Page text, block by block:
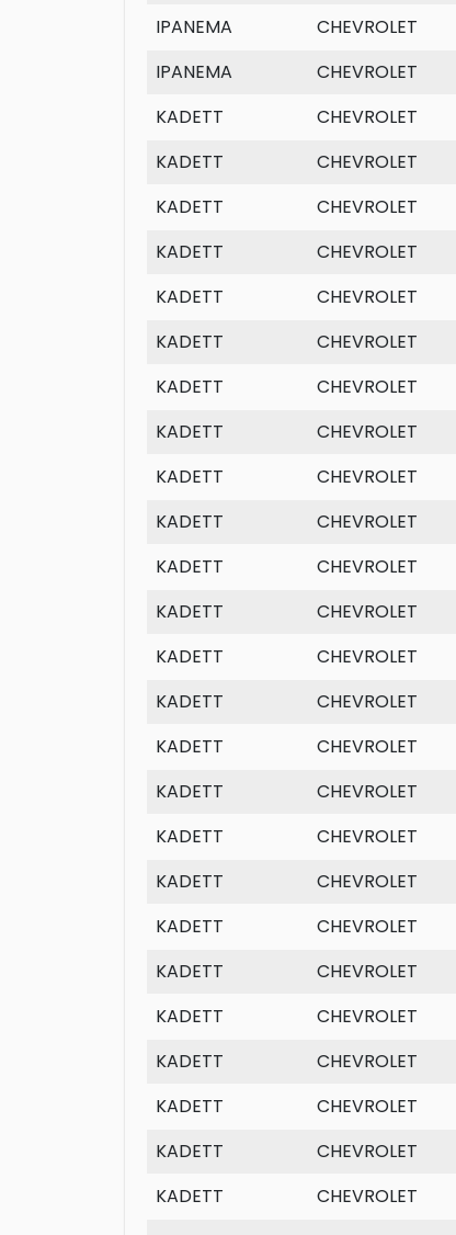
IPANEMA
CHEVROLET
IPANEMA
CHEVROLET
KADETT
CHEVROLET
KADETT
CHEVROLET
KADETT
CHEVROLET
KADETT
CHEVROLET
KADETT
CHEVROLET
KADETT
CHEVROLET
KADETT
CHEVROLET
KADETT
CHEVROLET
KADETT
CHEVROLET
KADETT
CHEVROLET
KADETT
CHEVROLET
KADETT
CHEVROLET
KADETT
CHEVROLET
KADETT
CHEVROLET
KADETT
CHEVROLET
KADETT
CHEVROLET
KADETT
CHEVROLET
KADETT
CHEVROLET
KADETT
CHEVROLET
KADETT
CHEVROLET
KADETT
CHEVROLET
KADETT
CHEVROLET
KADETT
CHEVROLET
KADETT
CHEVROLET
KADETT
CHEVROLET